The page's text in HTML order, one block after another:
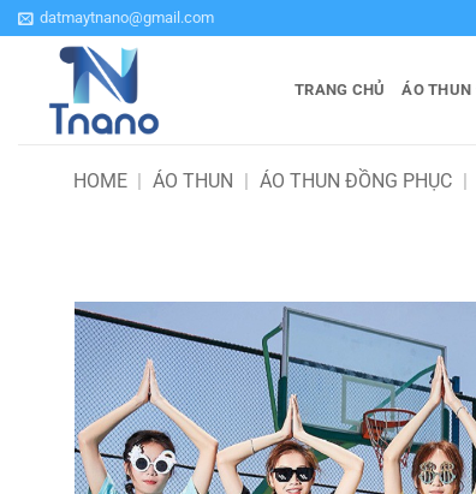
Bỏ
qua
datmaytnano@gmail.com
TRANG CHỦ ÁO THUN
HOME | ÁO THUN | ÁO THUN ĐỒNG PHỤC |